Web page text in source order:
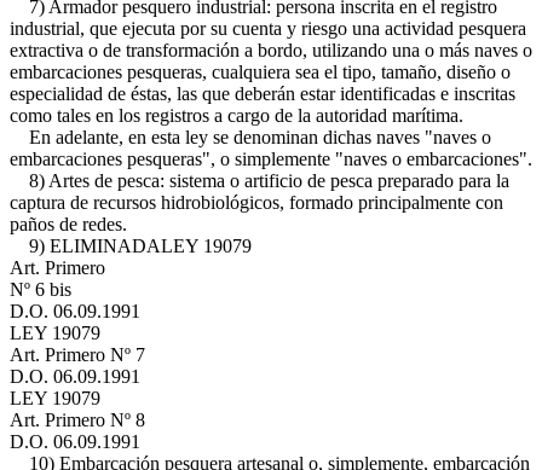
7) Armador pesquero industrial: persona inscrita en el registro
industrial, que ejecuta por su cuenta y riesgo una actividad pesquera
extractiva o de transformación a bordo, utilizando una o más naves o
embarcaciones pesqueras, cualquiera sea el tipo, tamaño, diseño o
especialidad de éstas, las que deberán estar identificadas e inscritas
como tales en los registros a cargo de la autoridad marítima.
En adelante, en esta ley se denominan dichas naves "naves o
embarcaciones pesqueras", o simplemente "naves o embarcaciones".
8) Artes de pesca: sistema o artificio de pesca preparado para la
captura de recursos hidrobiológicos, formado principalmente con
paños de redes.
9) ELIMINADALEY 19079
Art. Primero
Nº 6 bis
D.O. 06.09.1991
LEY 19079
Art. Primero Nº 7
D.O. 06.09.1991
LEY 19079
Art. Primero Nº 8
D.O. 06.09.1991
10) Embarcación pesquera artesanal o, simplemente, embarcación